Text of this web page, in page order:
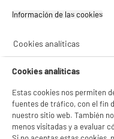
Tipo
14€98
✔
Información de las cookies‎
Cookies analíticas
Cookies analíticas
Estas cookies nos permiten
fuentes de tráfico, con el fin
nuestro sitio web. También
menos visitadas y a evaluar